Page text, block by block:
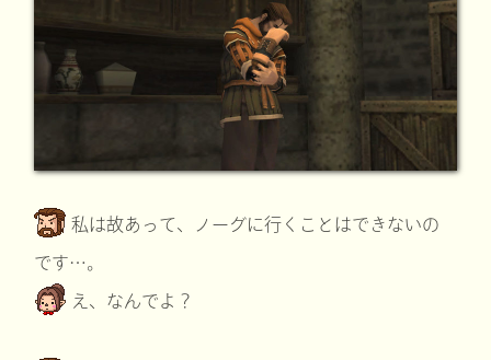
私は故あって、ノーグに行くことはできないの
です…。
え、なんでよ？